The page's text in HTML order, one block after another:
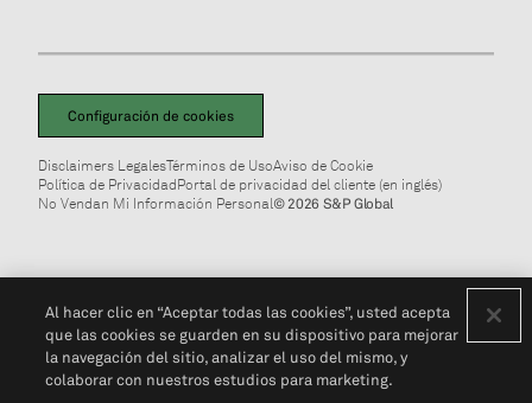
Configuración de cookies
Disclaimers LegalesTérminos de UsoAviso de Cookie
Política de PrivacidadPortal de privacidad del cliente (en inglés)
No Vendan Mi Información Personal© 2026 S&P Global
Al hacer clic en “Aceptar todas las cookies”, usted acepta
que las cookies se guarden en su dispositivo para mejorar
la navegación del sitio, analizar el uso del mismo, y
colaborar con nuestros estudios para marketing.